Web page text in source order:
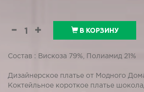
В КОРЗИНУ
Состав : Вискоза 79%, Полиамид 21%
Дизайнерское платье от Модного
Коктейльное короткое платье